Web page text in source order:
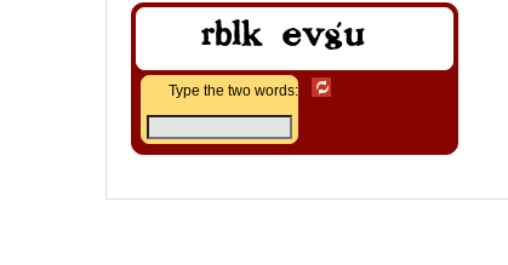
Type the two words: